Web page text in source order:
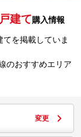
建て購入情報
を掲載していま
のおすすめエリア
変更